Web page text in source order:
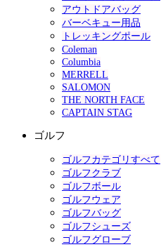
アウトドアバッグ
バーベキュー用品
トレッキングポール
Coleman
Columbia
MERRELL
SALOMON
THE NORTH FACE
CAPTAIN STAG
ゴルフ
ゴルフカテゴリすべて
ゴルフクラブ
ゴルフボール
ゴルフウェア
ゴルフバッグ
ゴルフシューズ
ゴルフグローブ